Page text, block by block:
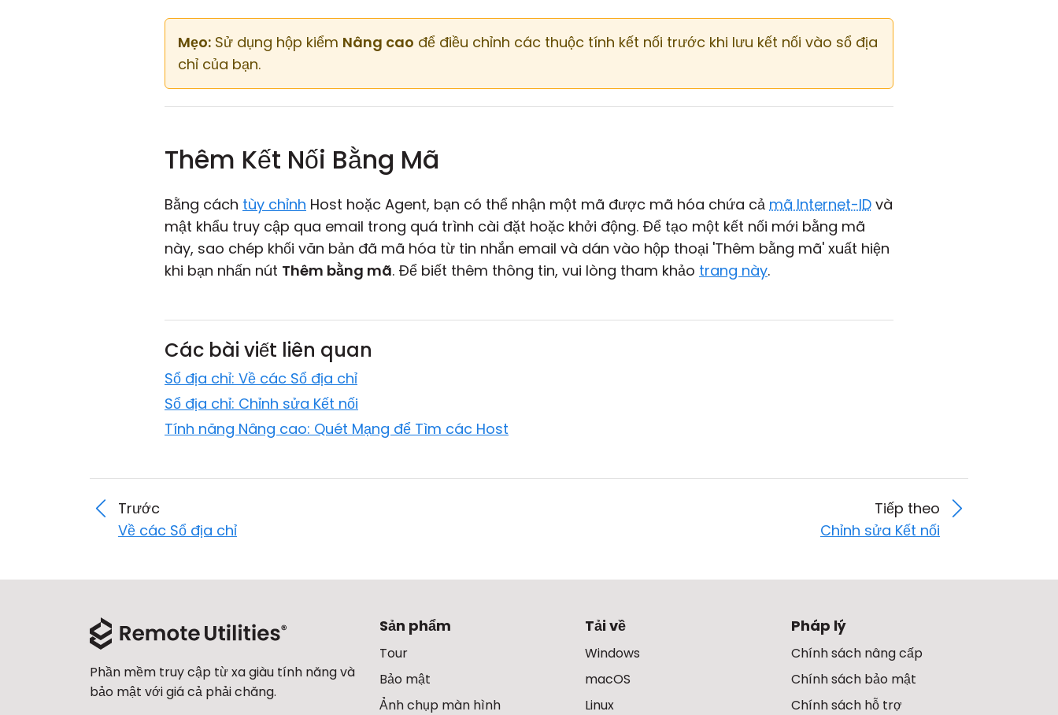
Mẹo: Sử dụng hộp kiểm Nâng cao để điều chỉnh các thuộc tính kết nối trước khi lưu kết nối vào sổ địa
chỉ của bạn.
Thêm Kết Nối Bằng Mã
Bằng cách tùy chỉnh Host hoặc Agent, bạn có thể nhận một mã được mã hóa chứa cả mã Internet-ID và
mật khẩu truy cập qua email trong quá trình cài đặt hoặc khởi động. Để tạo một kết nối mới bằng mã
này, sao chép khối văn bản đã mã hóa từ tin nhắn email và dán vào hộp thoại 'Thêm bằng mã' xuất hiện
khi bạn nhấn nút Thêm bằng mã. Để biết thêm thông tin, vui lòng tham khảo trang này.
Các bài viết liên quan
Sổ địa chỉ: Về các Sổ địa chỉ
Sổ địa chỉ: Chỉnh sửa Kết nối
Tính năng Nâng cao: Quét Mạng để Tìm các Host
Trước
Về các Sổ địa chỉ
Tiếp theo
Chỉnh sửa Kết nối
Phần mềm truy cập từ xa giàu tính năng và
bảo mật với giá cả phải chăng.
Sản phẩm
Tour
Bảo mật
Ảnh chụp màn hình
Tải về
Windows
macOS
Linux
Pháp lý
Chính sách nâng cấp
Chính sách bảo mật
Chính sách hỗ trợ